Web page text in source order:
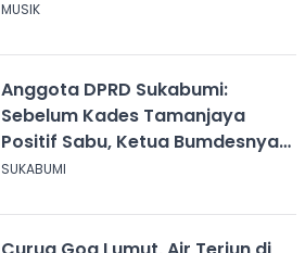
MUSIK
Anggota DPRD Sukabumi:
Sebelum Kades Tamanjaya
Positif Sabu, Ketua Bumdesnya
Juga Terjerat Dugaan Narkoba
SUKABUMI